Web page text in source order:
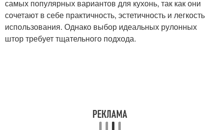
самых популярных вариантов для кухонь, так как они
сочетают в себе практичность, эстетичность и легкость
использования. Однако выбор идеальных рулонных
штор требует тщательного подхода.